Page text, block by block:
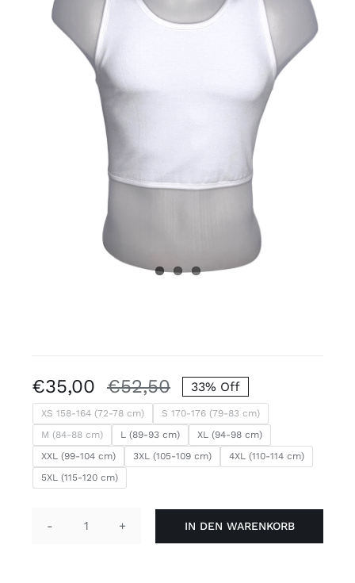
Kostenlose Binder
€52,50Ursprünglicher
Preis
war:
€52,50
€35,00
Aktueller
Preis
ist:
€35,00.
33% Off
XS 158-164 (72-78 cm)
S 170-176 (79-83 cm)
M (84-88 cm)
L (89-93 cm)
XL (94-98 cm)
XXL (99-104 cm)
3XL (105-109 cm)
4XL (110-114 cm)
5XL (115-120 cm)
IN DEN WARENKORB